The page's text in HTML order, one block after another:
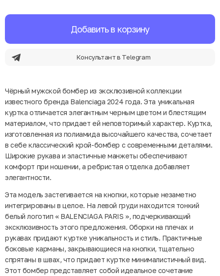
Добавить в корзину
Консультант в Telegram
Чёрный мужской бомбер из эксклюзивной коллекции
известного бренда Balenciaga 2024 года. Эта уникальная
куртка отличается элегантным черным цветом и блестящим
материалом, что придает ей неповторимый характер. Куртка,
изготовленная из полиамида высочайшего качества, сочетает
в себе классический крой-бомбер с современными деталями.
Широкие рукава и эластичные манжеты обеспечивают
комфорт при ношении, а ребристая отделка добавляет
элегантности.
Эта модель застегивается на кнопки, которые незаметно
интегрированы в целое. На левой груди находится тонкий
белый логотип « BALENCIAGA PARIS », подчеркивающий
эксклюзивность этого предложения. Оборки на плечах и
рукавах придают куртке уникальность и стиль. Практичные
боковые карманы, закрывающиеся на кнопки, тщательно
спрятаны в швах, что придает куртке минималистичный вид.
Этот бомбер представляет собой идеальное сочетание